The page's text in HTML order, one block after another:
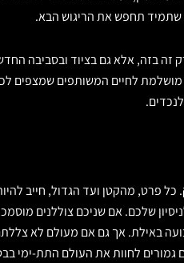
שתמיד תחפש את הריגוש הבא.
בזה, אלא גם בציוד ובסביבה
לחיים המשותפים שמצפים
כל פרט, מהקטן ועד הגדול, חייב
שלכם. אם שניכם צוללנים
באילת. אך גם אם מעולם לא
גמורים לחוות את העולם התת-ימי